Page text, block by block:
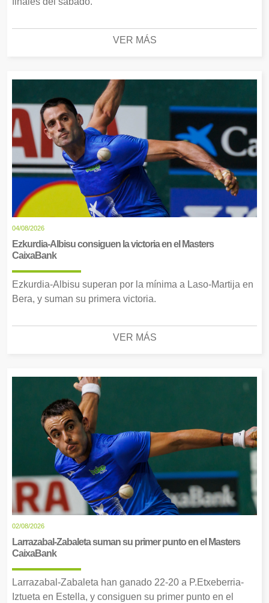
VER MÁS
04/08/2026
Ezkurdia-Albisu consiguen la victoria en el Masters
CaixaBank
Ezkurdia-Albisu superan por la mínima a Laso-Martija en
Bera, y suman su primera victoria.
VER MÁS
02/08/2026
Larrazabal-Zabaleta suman su primer punto en el Masters
CaixaBank
Larrazabal-Zabaleta han ganado 22-20 a P.Etxeberria-
Iztueta en Estella, y consiguen su primer punto en el